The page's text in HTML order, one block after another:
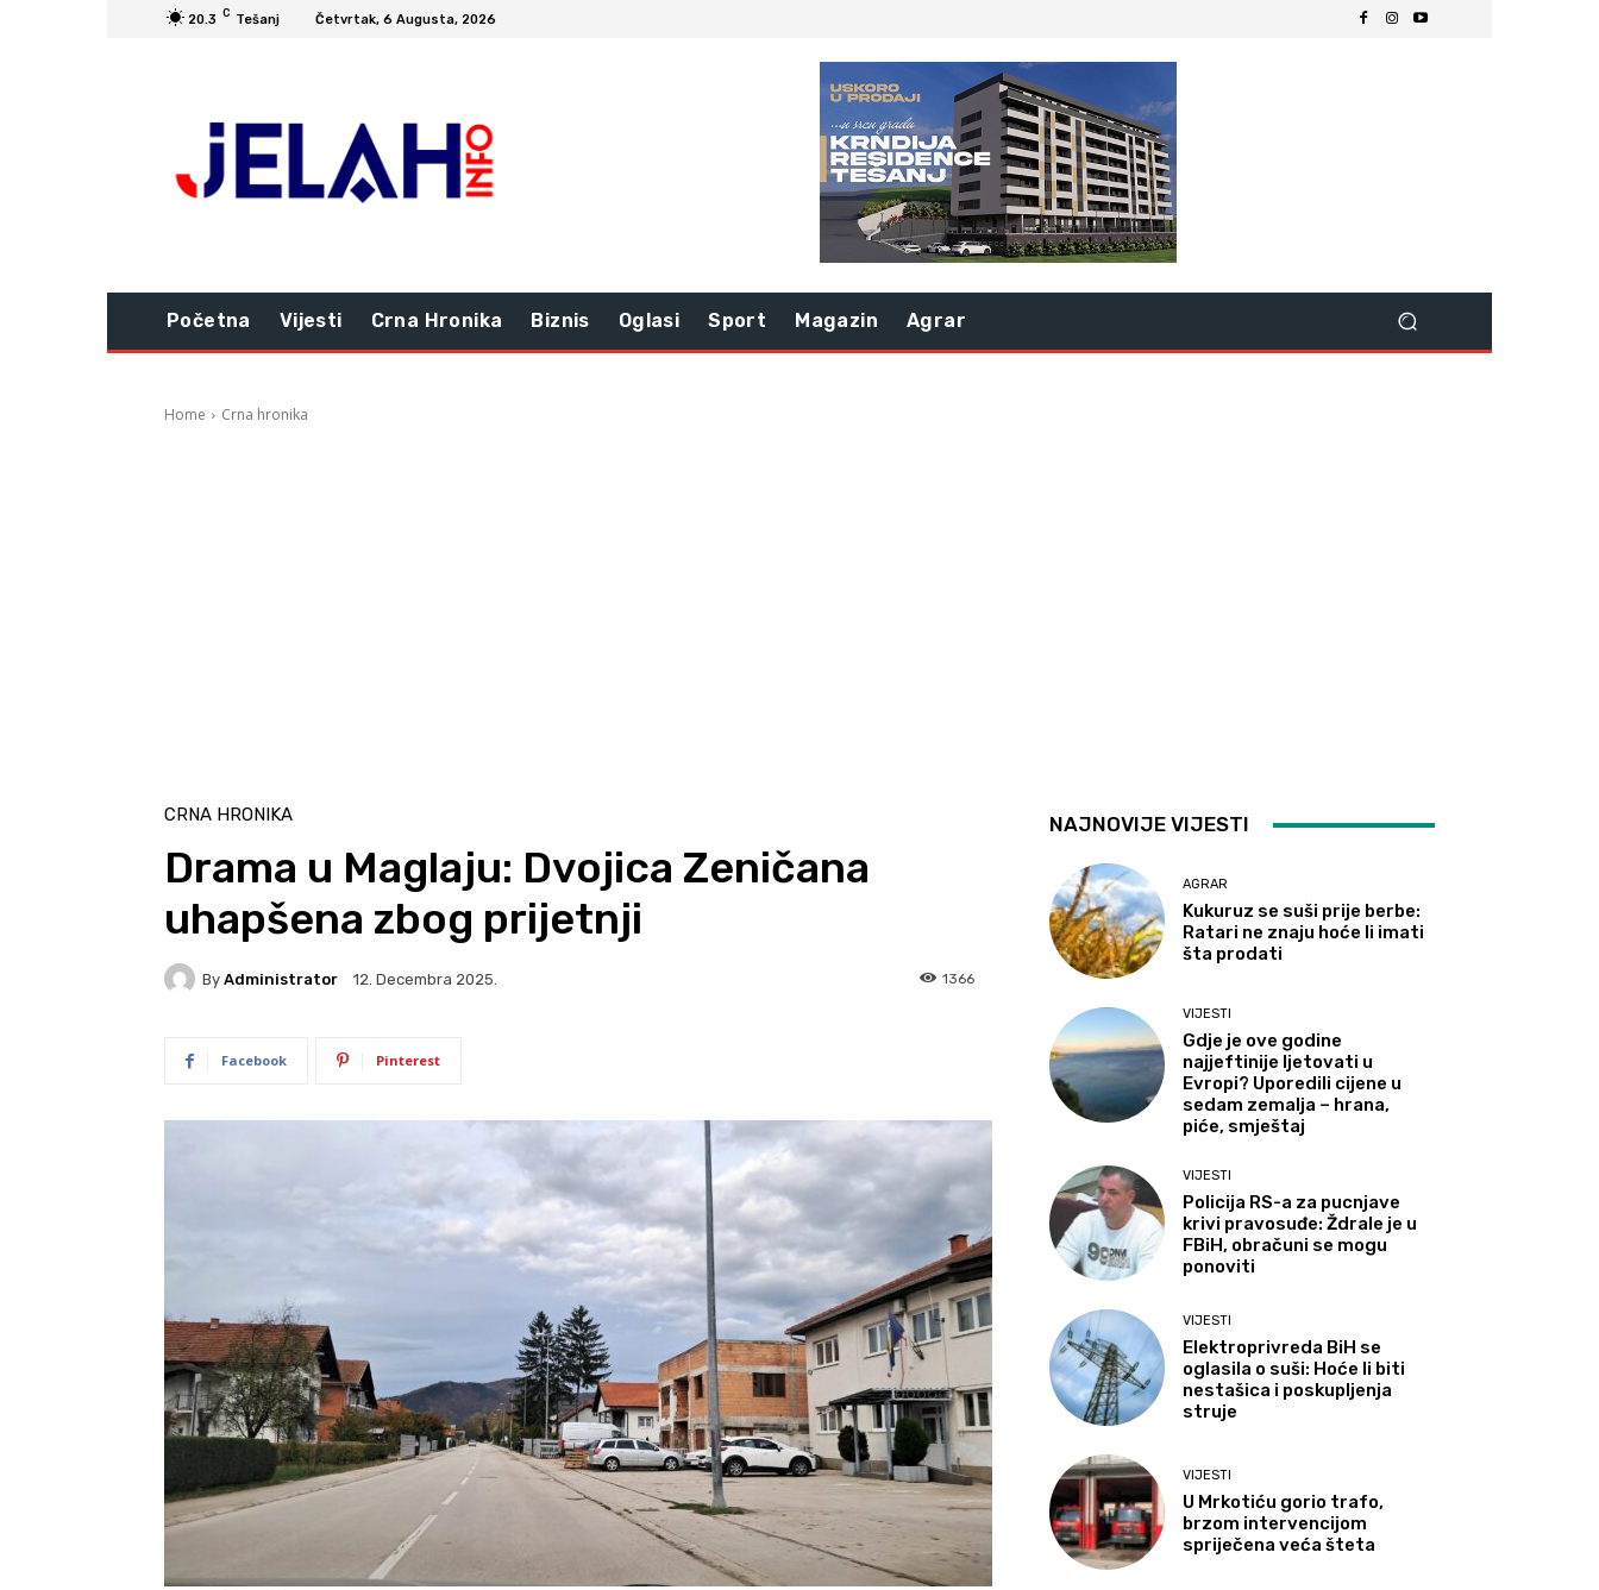
20.3 C Tešanj Četvrtak, 6 Augusta, 2026
Početna Vijesti Crna Hronika Biznis Oglasi Sport Magazin Agrar
Home Crna hronika
CRNA HRONIKA
Drama u Maglaju: Dvojica Zeničana
uhapšena zbog prijetnji
By Administrator 12. Decembra 2025. 1366
Facebook Pinterest
NAJNOVIJE VIJESTI
AGRAR
Kukuruz se suši prije berbe:
Ratari ne znaju hoće li imati
šta prodati
VIJESTI
Gdje je ove godine
najjeftinije ljetovati u
Evropi? Uporedili cijene u
sedam zemalja – hrana,
piće, smještaj
VIJESTI
Policija RS-a za pucnjave
krivi pravosuđe: Ždrale je u
FBiH, obračuni se mogu
ponoviti
VIJESTI
Elektroprivreda BiH se
oglasila o suši: Hoće li biti
nestašica i poskupljenja
struje
VIJESTI
U Mrkotiću gorio trafo,
brzom intervencijom
spriječena veća šteta